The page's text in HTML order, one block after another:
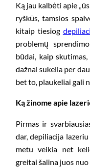
Ką jau kalbėti apie
ryškūs, tamsios
kitaip tiesiog
problemų
būdai, kaip
dažnai sukelia per
bet to, plaukeliai gali
Ką žinome apie
Pirmas ir
dar, depiliacija
metu veikia net
greitai šalina juos